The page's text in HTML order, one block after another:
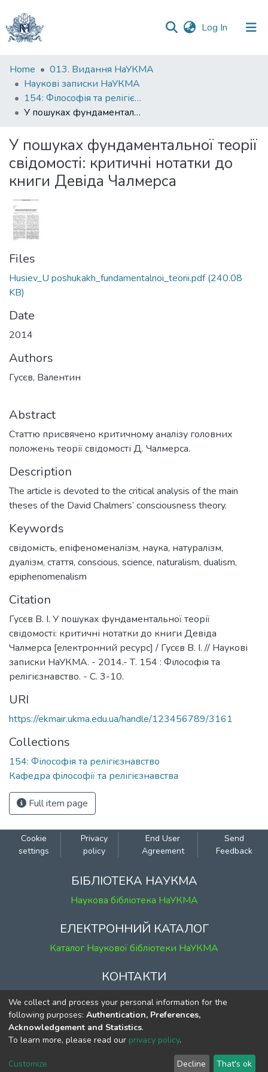
Log In (current)
Communities
&
Collections
All of DSpace
Statistics
Home
013. Видання НаУКМА
Наукові записки НаУКМА
154: Філософія та релігієзнавство
У пошуках фундаментальної теорії свідомості: критичні нотатки до книги Девіда Чалмерса
У пошуках фундаментальної теорії
свідомості: критичні нотатки до
книги Девіда Чалмерса
Files
Husiev_U poshukakh_fundamentalnoi_teorii.pdf(240.08
KB)
Date
2014
Authors
Гусєв, Валентин
Abstract
Статтю присвячено критичному аналізу головних
положень теорії свідомості Д. Чалмерса.
Description
The article is devoted to the critical analysis of the main
theses of the David Chalmers’ consciousness theory.
Keywords
свідомість, епіфеноменалізм, наука, натуралізм,
дуалізм, стаття, conscious, science, naturalism, dualism,
epiphenomenalism
Citation
Гусєв В. І. У пошуках фундаментальної теорії
свідомості: критичні нотатки до книги Девіда
Чалмерса [електронний ресурс] / Гусєв В. І. // Наукові
записки НаУКМА. - 2014.- Т. 154 : Філософія та
релігієзнавство. - С. 3-10.
URI
https://ekmair.ukma.edu.ua/handle/123456789/3161
Collections
154: Філософія та релігієзнавство
Кафедра філософії та релігієзнавства
Full item page
Cookie
settings
Privacy
policy
End User
Agreement
Send
Feedback
БІБЛІОТЕКА НАУКМА
Наукова бібліотека НаУКМА
ЕЛЕКТРОННИЙ КАТАЛОГ
Каталог Наукової бібліотеки НаУКМА
КОНТАКТИ
м. Київ, вул. Григорія Сковороди, 2
к. 1, к. 120
тел. (044) 463-69-31
ekmair@ukma.edu.ua
We collect and process your personal information for the
following purposes: Authentication, Preferences,
Acknowledgement and Statistics.
To learn more, please read our privacy policy.
Customize Decline That's ok